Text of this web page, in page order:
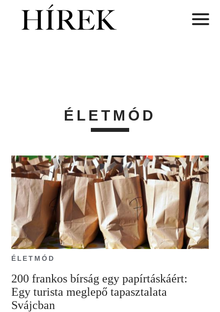
ÉLETMÓD
ÉLETMÓD
200 frankos bírság egy papírtáskáért:
Egy turista meglepő tapasztalata
Svájcban